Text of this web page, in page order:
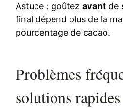
Astuce : goûtezavant de
final dépend plus de la
pourcentage de cacao.
Problèmes
solutions rapides